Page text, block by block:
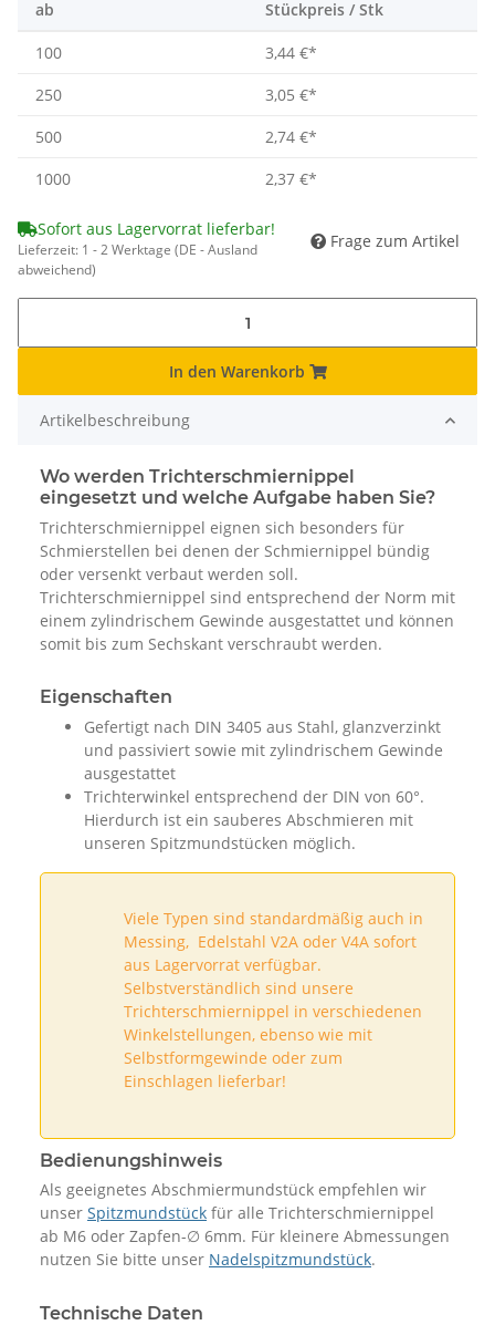
ab Stückpreis / Stk
100 3,44 €*
250
3,05 €*
500
2,74 €*
1000
2,37 €*
Sofort aus Lagervorrat lieferbar!
Lieferzeit: 1 - 2 Werktage (DE - Ausland
abweichend)
Frage zum Artikel
In den Warenkorb
Artikelbeschreibung
Wo werden Trichterschmiernippel
eingesetzt und welche Aufgabe haben Sie?
Trichterschmiernippel eignen sich besonders für
Schmierstellen bei denen der Schmiernippel bündig
oder versenkt verbaut werden soll.
Trichterschmiernippel sind entsprechend der Norm mit
einem zylindrischem Gewinde ausgestattet und können
somit bis zum Sechskant verschraubt werden.
Eigenschaften
Gefertigt nach DIN 3405 aus Stahl, glanzverzinkt
und passiviert sowie mit zylindrischem Gewinde
ausgestattet
Trichterwinkel entsprechend der DIN von 60°.
Hierdurch ist ein sauberes Abschmieren mit
unseren Spitzmundstücken möglich.
Viele Typen sind standardmäßig auch in
Messing, Edelstahl V2A oder V4A sofort
aus Lagervorrat verfügbar.
Selbstverständlich sind unsere
Trichterschmiernippel in verschiedenen
Winkelstellungen, ebenso wie mit
Selbstformgewinde oder zum
Einschlagen lieferbar!
Bedienungshinweis
Als geeignetes Abschmiermundstück empfehlen wir
unser Spitzmundstück für alle Trichterschmiernippel
ab M6 oder Zapfen-∅ 6mm. Für kleinere Abmessungen
nutzen Sie bitte unser Nadelspitzmundstück.
Technische Daten